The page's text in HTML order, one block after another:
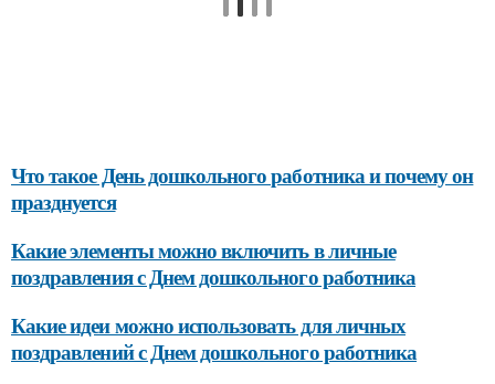
Что такое День дошкольного работника и почему он
празднуется
Какие элементы можно включить в личные
поздравления с Днем дошкольного работника
Какие идеи можно использовать для личных
поздравлений с Днем дошкольного работника